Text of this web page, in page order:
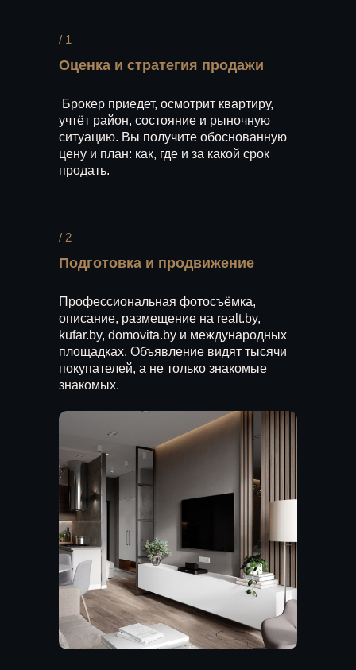
Оценка и стратегия продажи
/ 1
Подготовка и продвижение
/ 2
Брокер приедет, осмотрит квартиру,
учтёт район, состояние и рыночную
ситуацию. Вы получите обоснованную
цену и план: как, где и за какой срок
продать.
Профессиональная фотосъёмка,
описание, размещение на realt.by,
kufar.by, domovita.by и международных
площадках. Объявление видят тысячи
покупателей, а не только знакомые
знакомых.